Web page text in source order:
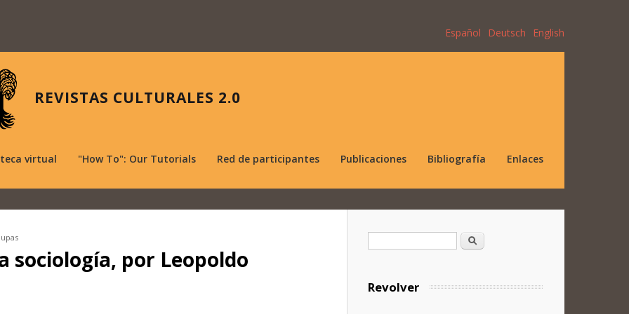
Español Deutsch English
REVISTAS CULTURALES 2.0
virtual "How To": Our Tutorials Red de participantes Publicaciones Bibliografía Enlaces
sociología, por Leopoldo
Formulario de búsqueda
Buscar
Revolver